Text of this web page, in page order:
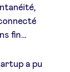
fin…
a pu